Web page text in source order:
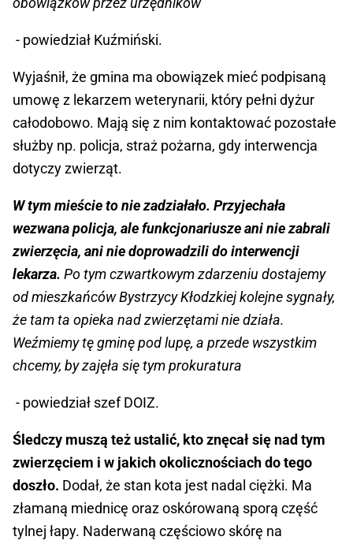
- powiedział Kuźmiński.
Wyjaśnił, że gmina ma obowiązek mieć podpisaną
umowę z lekarzem weterynarii, który pełni dyżur
całodobowo. Mają się z nim kontaktować pozostałe
służby np. policja, straż pożarna, gdy interwencja
dotyczy zwierząt.
W tym mieście to nie zadziałało. Przyjechała
wezwana policja, ale funkcjonariusze ani nie zabrali
zwierzęcia, ani nie doprowadzili do interwencji
lekarza. Po tym czwartkowym zdarzeniu dostajemy
od mieszkańców Bystrzycy Kłodzkiej kolejne sygnały,
że tam ta opieka nad zwierzętami nie działa.
Weźmiemy tę gminę pod lupę, a przede wszystkim
chcemy, by zajęła się tym prokuratura
- powiedział szef DOIZ.
Śledczy muszą też ustalić, kto znęcał się nad tym
zwierzęciem i w jakich okolicznościach do tego
doszło. Dodał, że stan kota jest nadal ciężki. Ma
złamaną miednicę oraz oskórowaną sporą część
tylnej łapy. Naderwaną częściowo skórę na